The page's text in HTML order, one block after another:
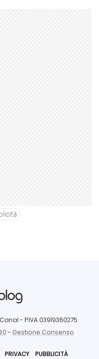
- P.IVA 03919360275
- Gestione Consenso
PRIVACY PUBBLICITÀ